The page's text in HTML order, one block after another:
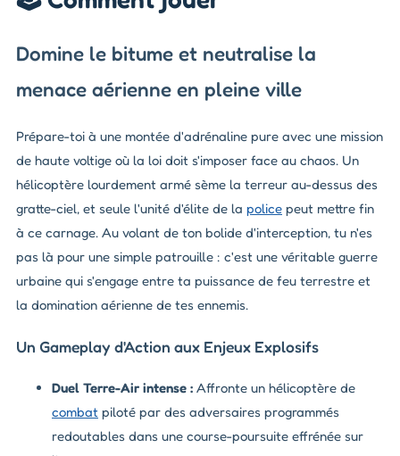
Domine le bitume et neutralise la
menace aérienne en pleine ville
Prépare-toi à une montée d'adrénaline pure avec une mission
de haute voltige où la loi doit s'imposer face au chaos. Un
hélicoptère lourdement armé sème la terreur au-dessus des
gratte-ciel, et seule l'unité d'élite de la police peut mettre fin
à ce carnage. Au volant de ton bolide d'interception, tu n'es
pas là pour une simple patrouille : c'est une véritable guerre
urbaine qui s'engage entre ta puissance de feu terrestre et
la domination aérienne de tes ennemis.
Un Gameplay d'Action aux Enjeux Explosifs
Duel Terre-Air intense : Affronte un hélicoptère de
combat piloté par des adversaires programmés
redoutables dans une course-poursuite effrénée sur